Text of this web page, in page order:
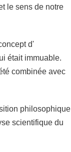
le sens de notre
d'
était immuable.
combinée avec
philosophique
scientifique du